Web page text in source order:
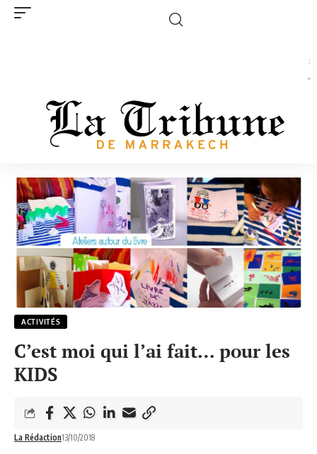
ACTIVITÉS
C’est moi qui l’ai fait… pour les
KIDS
La Rédaction13/10/2018